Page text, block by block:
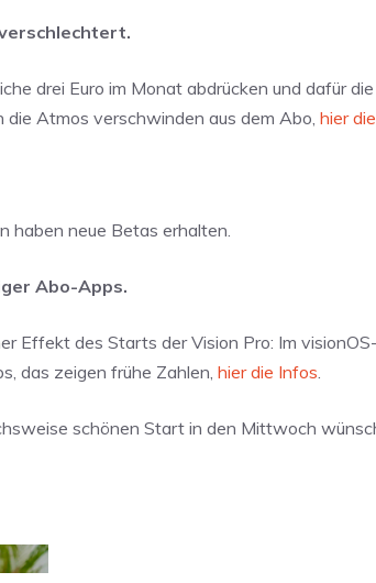
drei Euro im Monat abdrücken und dafür
die Atmos verschwinden aus dem Abo, hier
haben neue Betas erhalten.
Abo-Apps.
Effekt des Starts der Vision Pro: Im
das zeigen frühe Zahlen, hier die Infos
schönen Start in den Mittwoch